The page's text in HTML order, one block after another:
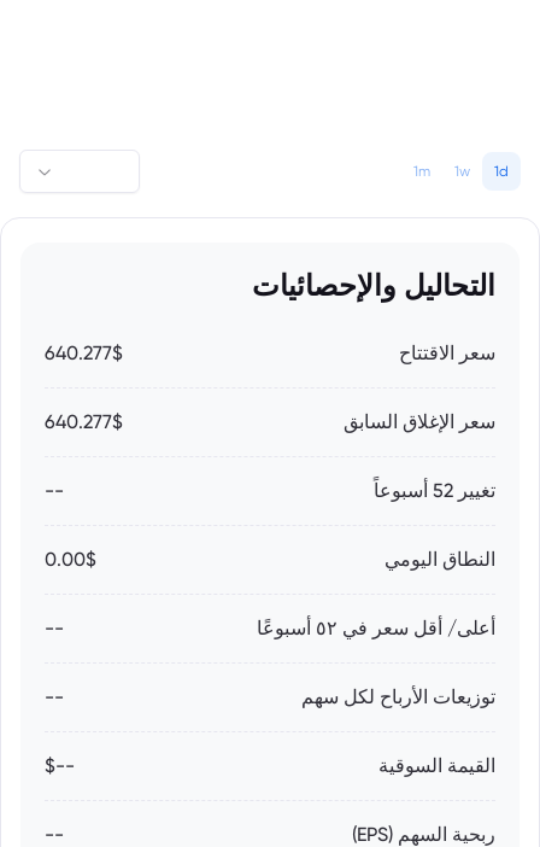
1d
1w
1m
التحاليل والإحصائيات
سعر الاقتتاح 640.277$
سعر الإغلاق السابق 640.277$
تغيير 52 أسبوعاً --
النطاق اليومي 0.00$
أعلى/ أقل سعر في ٥٢ أسبوعًا --
توزيعات الأرباح لكل سهم --
القيمة السوقية --$
ربحية السهم (EPS) --